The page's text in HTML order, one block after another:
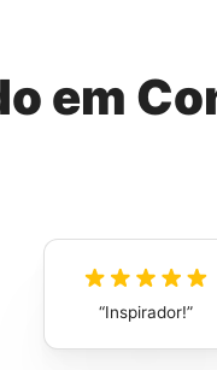
em
Inspirador!